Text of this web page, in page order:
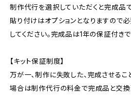
制作代行を選択していただくと完成品
貼り付けはオプションとなりますので
してください。完成品は1年の保証付きで
【キット保証制度】
万が一、制作に失敗した、完成させるこ
場合は制作代行の料金で完成品と交換